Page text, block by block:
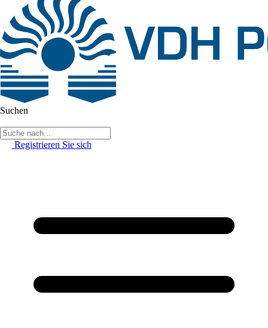
Suchen
Registrieren Sie sich